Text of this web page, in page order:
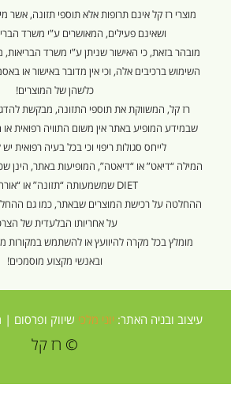
מוצרי רז קל אינם תרופות אלא תוספי תזונה, אשר
ושאינם פעילים, המאושרים ע”י משרד
מובהר בזאת, כי האישור שניתן ע”י משרד הבריאות,
השימוש ברכיבים אלה, וכי אין מדובר באישור או
כלשהן של המוצרים!
רז קל, המשווקת את תוספי התזונה, מבקשת
שבמידע המופיע באתר אין משום התוויה רפואית או
לייחס סגולות ריפוי וכי בכל בעיה רפואית
המילה “דיאט” או “דיאטה”, המופיעות באתר, הינן
DIET שמשמעותה “תזונה” או “אורח חיים”.
ההחלטה על רכישת המוצרים שבאתר, כמו גם
על אחריותו הבלעדית של
מומלץ בכל מקרה להיוועץ או להשתמש במקורות
ובאנשי מקצוע מוסמכים!
עיצוב ובניה האתר:יוני מלכי שיווק ופרסום |
© רז קל